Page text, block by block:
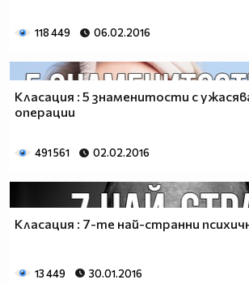
118 449 06.02.2016
Класация : 5 знаменитости с
операции
491 561 02.02.2016
Класация : 7-те най-странни
13 449 30.01.2016